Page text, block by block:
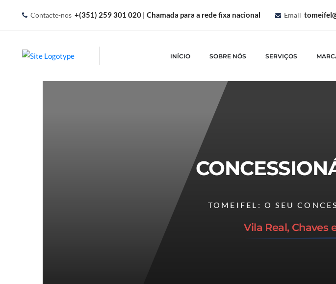
Contacte-nos +(351) 259 301 020 | Chamada para a rede fixa nacional Email
INÍCIO SOBRE NÓS SERVIÇOS
TOMEIFEL : O SEU
Vila Real, Chaves